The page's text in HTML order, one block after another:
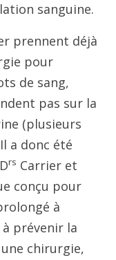
sanguine.
prennent déjà
pour
de sang,
pas sur la
(plusieurs
a donc été
rs Carrier et
conçu pour
à
prévenir la
chirurgie,